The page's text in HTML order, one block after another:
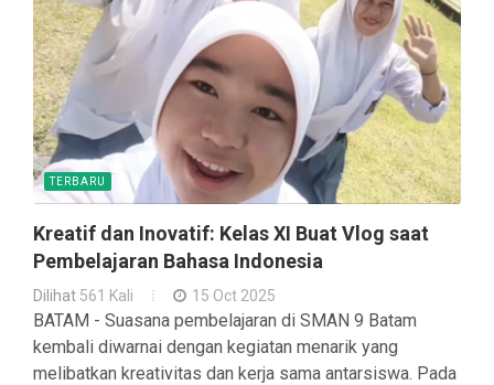
TERBARU
Kreatif dan Inovatif: Kelas XI Buat Vlog saat
Pembelajaran Bahasa Indonesia
Dilihat 561 Kali 15 Oct 2025
BATAM - Suasana pembelajaran di SMAN 9 Batam
kembali diwarnai dengan kegiatan menarik yang
melibatkan kreativitas dan kerja sama antarsiswa. Pada